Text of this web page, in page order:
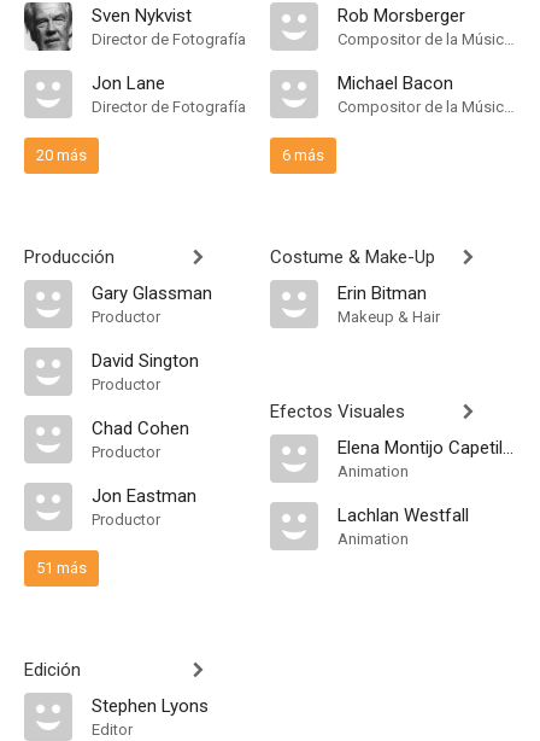
Sven Nykvist
Director de Fotografía
Jon Lane
Director de Fotografía
20 más
Producción
Gary Glassman
Productor
David Sington
Productor
Chad Cohen
Productor
Jon Eastman
Productor
51 más
Edición
Stephen Lyons
Editor
Rob Morsberger
Compositor de la Música Original
Michael Bacon
Compositor de la Música Original
6 más
Costume & Make-Up
Erin Bitman
Makeup & Hair
Efectos Visuales
Elena Montijo Capetillo
Animation
Lachlan Westfall
Animation